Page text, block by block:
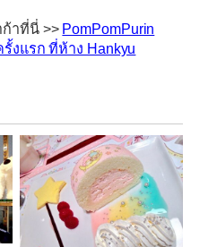
าที่นี่ >> PomPomPurin
งแรก ที่ห้าง Hankyu